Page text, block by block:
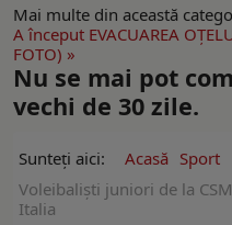
Mai multe din această
A început EVACUAREA
FOTO) »
Nu se mai pot
vechi de 30 zile.
Sunteți aici: Acasă Sport
Voleibaliști juniori de la
Italia